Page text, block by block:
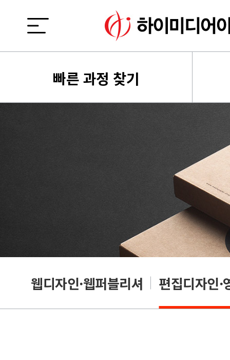
빠른 과정 찾기
웹디자인·웹퍼블리셔 편집디자인·